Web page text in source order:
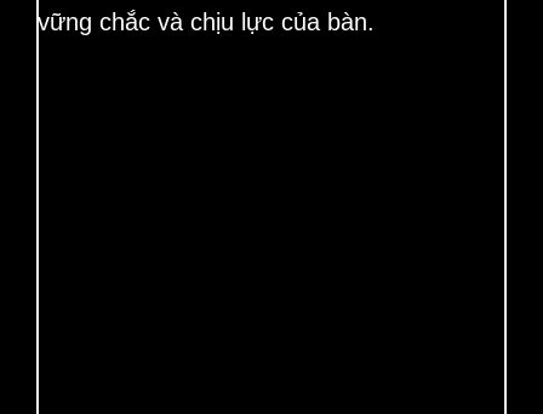
vững chắc và chịu lực của bàn.